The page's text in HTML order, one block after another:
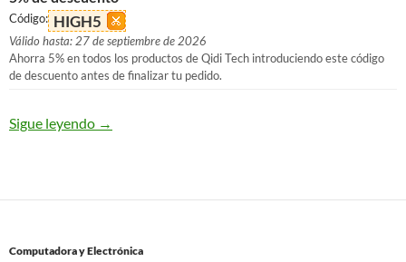
Código: HIGH5
Válido hasta: 27 de septiembre de 2026
Ahorra 5% en todos los productos de Qidi Tech introduciendo este código
de descuento antes de finalizar tu pedido.
Sigue leyendo →
Computadora y Electrónica